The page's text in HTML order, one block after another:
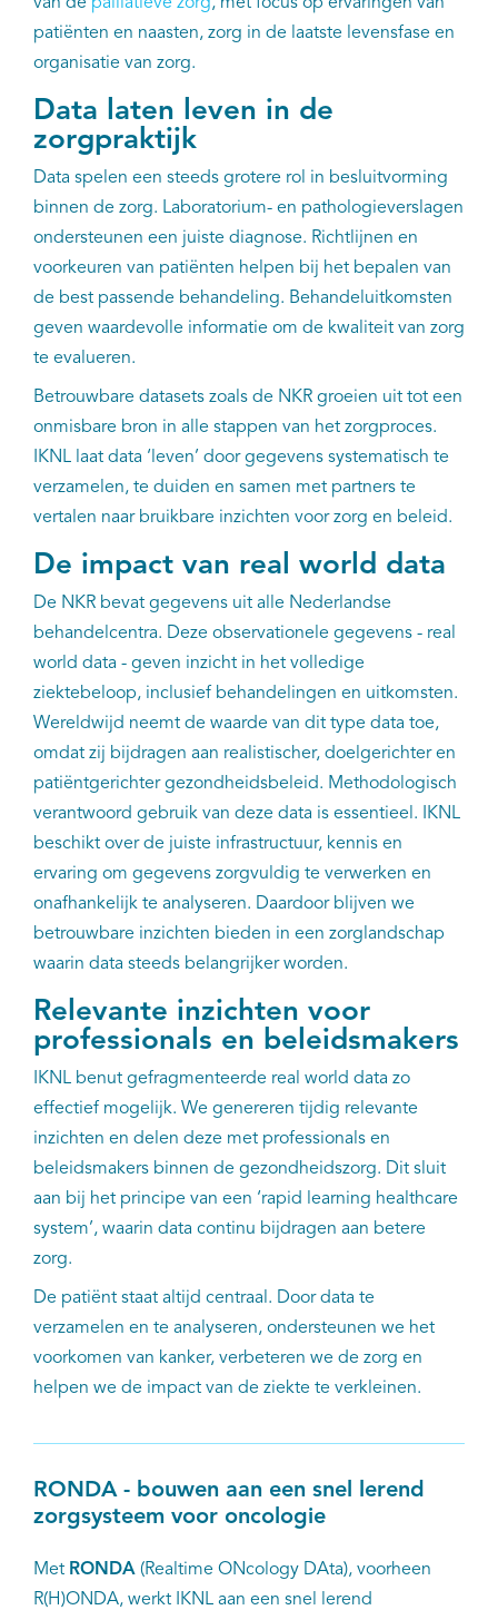
patiënten en naasten, zorg in de laatste levensfase en
organisatie van zorg.
Data laten leven in de
zorgpraktijk
Data spelen een steeds grotere rol in besluitvorming
binnen de zorg. Laboratorium- en pathologieverslagen
ondersteunen een juiste diagnose. Richtlijnen en
voorkeuren van patiënten helpen bij het bepalen van
de best passende behandeling. Behandeluitkomsten
geven waardevolle informatie om de kwaliteit van zorg
te evalueren.
Betrouwbare datasets zoals de NKR groeien uit tot een
onmisbare bron in alle stappen van het zorgproces.
IKNL laat data ‘leven’ door gegevens systematisch te
verzamelen, te duiden en samen met partners te
vertalen naar bruikbare inzichten voor zorg en beleid.
De impact van real world data
De NKR bevat gegevens uit alle Nederlandse
behandelcentra. Deze observationele gegevens - real
world data - geven inzicht in het volledige
ziektebeloop, inclusief behandelingen en uitkomsten.
Wereldwijd neemt de waarde van dit type data toe,
omdat zij bijdragen aan realistischer, doelgerichter en
patiëntgerichter gezondheidsbeleid. Methodologisch
verantwoord gebruik van deze data is essentieel. IKNL
beschikt over de juiste infrastructuur, kennis en
ervaring om gegevens zorgvuldig te verwerken en
onafhankelijk te analyseren. Daardoor blijven we
betrouwbare inzichten bieden in een zorglandschap
waarin data steeds belangrijker worden.
Relevante inzichten voor
professionals en beleidsmakers
IKNL benut gefragmenteerde real world data zo
effectief mogelijk. We genereren tijdig relevante
inzichten en delen deze met professionals en
beleidsmakers binnen de gezondheidszorg. Dit sluit
aan bij het principe van een ‘rapid learning healthcare
system’, waarin data continu bijdragen aan betere
zorg.
De patiënt staat altijd centraal. Door data te
verzamelen en te analyseren, ondersteunen we het
voorkomen van kanker, verbeteren we de zorg en
helpen we de impact van de ziekte te verkleinen.
RONDA - bouwen aan een snel lerend
zorgsysteem voor oncologie
Met RONDA (Realtime ONcology DAta), voorheen
R(H)ONDA, werkt IKNL aan een snel lerend